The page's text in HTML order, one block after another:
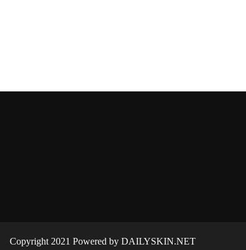
Copyright 2021 Powered by DAILYSKIN.NET